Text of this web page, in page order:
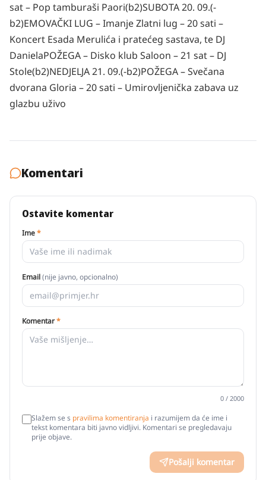
sat – Pop tamburaši Paori(b2)SUBOTA 20. 09.(-
b2)EMOVAČKI LUG – Imanje Zlatni lug – 20 sati –
Koncert Esada Merulića i pratećeg sastava, te DJ
DanielaPOŽEGA – Disko klub Saloon – 21 sat – DJ
Stole(b2)NEDJELJA 21. 09.(-b2)POŽEGA – Svečana
dvorana Gloria – 20 sati – Umirovljenička zabava uz
glazbu uživo
Komentari
Ostavite komentar
Ime*
Email(nije javno, opcionalno)
Komentar*
0 / 2000
Slažem se s pravilima komentiranja i razumijem da će ime i
tekst komentara biti javno vidljivi. Komentari se pregledavaju
prije objave.
Pošalji komentar